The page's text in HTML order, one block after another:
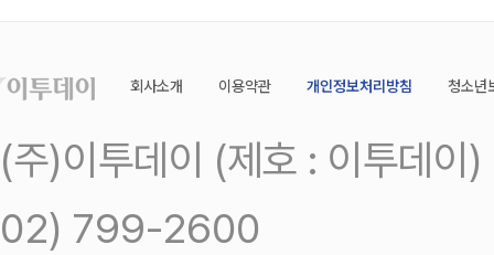
회사소개 이용약관 개인정보처리방침 청소년
(주)이투데이 (제호 : 이투데
02) 799-2600